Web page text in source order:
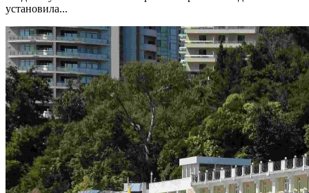
установила...